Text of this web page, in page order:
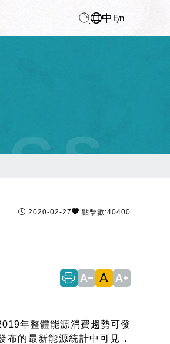
中 En
2020-02-27 點擊數:40400
text_decrease A text_increase
年整體能源消費趨勢可發
的最新能源統計中可見，